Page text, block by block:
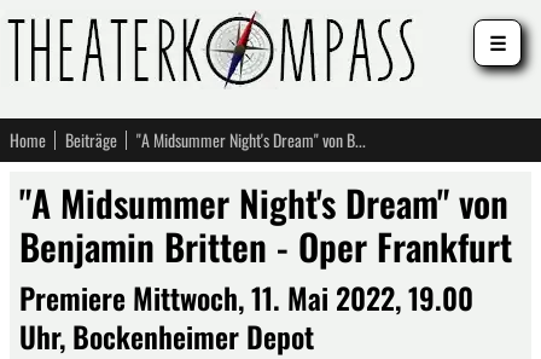
Home Beiträge "A Midsummer Night's Dream" von Benjamin Britten - Oper Frankfurt
"A Midsummer Night's Dream" von
Benjamin Britten - Oper Frankfurt
Premiere Mittwoch, 11. Mai 2022, 19.00
Uhr, Bockenheimer Depot
☰